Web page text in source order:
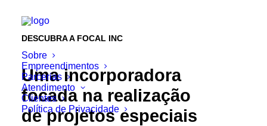
Sobre
Empreendimentos
Parcerias
Atendimento
Clientes
Política de Privacidade
DESCUBRA A FOCAL INC
Uma incorporadora
focada na realização
de projetos especiais